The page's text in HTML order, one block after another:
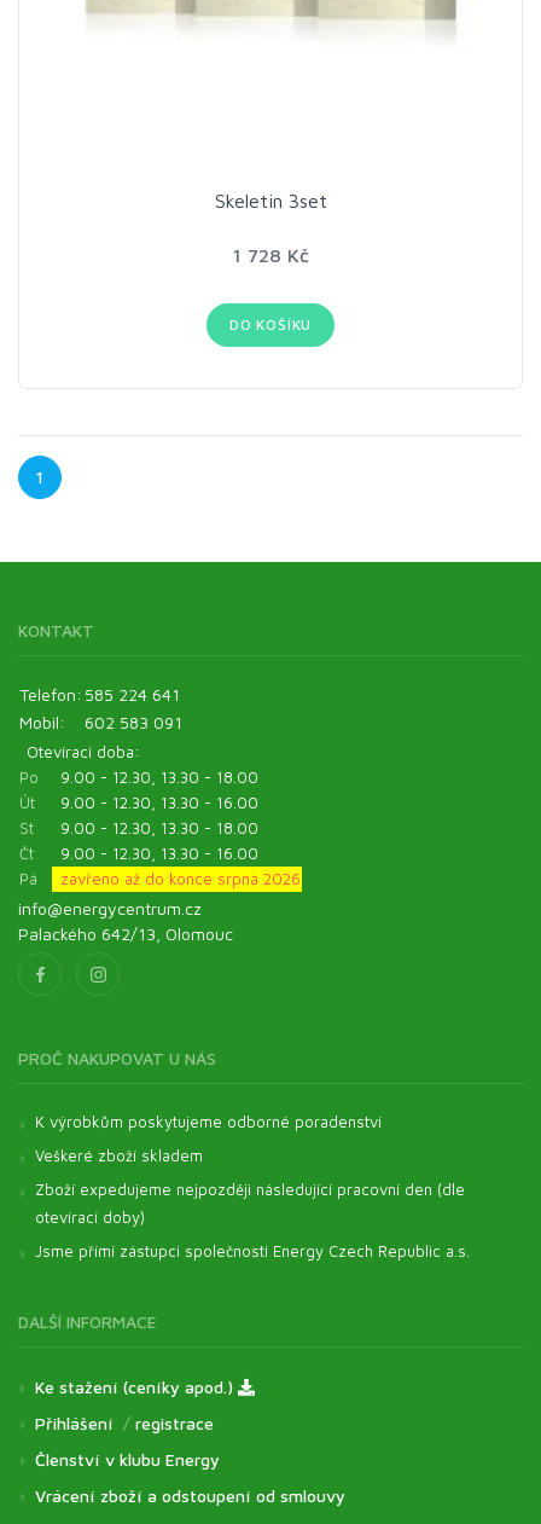
Skeletin 3set
1 728 Kč
DO KOŠÍKU
1
KONTAKT
Telefon: 585 224 641
Mobil:
602 583 091
Otevírací doba:
Po
9.00 - 12.30, 13.30 - 18.00
Út
9.00 - 12.30, 13.30 - 16.00
St
9.00 - 12.30, 13.30 - 18.00
Čt
9.00 - 12.30, 13.30 - 16.00
Pá
zavřeno až do konce srpna 2026
info@energycentrum.cz
Palackého 642/13, Olomouc
PROČ NAKUPOVAT U NÁS
K výrobkům poskytujeme odborné poradenství
Veškeré zboží skladem
Zboží expedujeme nejpozději následující pracovní den (dle
otevírací doby)
Jsme přímí zástupci společnosti Energy Czech Republic a.s.
DALŠÍ INFORMACE
Ke stažení (ceníky apod.)
Přihlášení / registrace
Členství v klubu Energy
Vrácení zboží a odstoupení od smlouvy